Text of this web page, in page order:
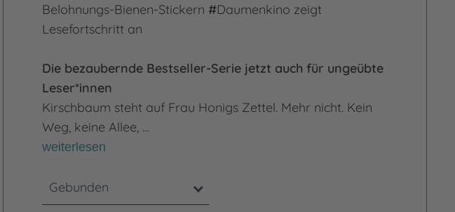
Belohnungs-Bienen-Stickern #Daumenkino zeigt
Lesefortschritt an
Die bezaubernde Bestseller-Serie jetzt auch für ungeübte
Leser*innen
Kirschbaum steht auf Frau Honigs Zettel. Mehr nicht. Kein
Weg, keine Allee, …
weiterlesen
Gebunden